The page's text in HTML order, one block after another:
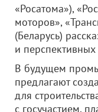
«Росатома»),
моторов»,
(Беларусь)
и
В будущем
предлагают
для
с госучастием,